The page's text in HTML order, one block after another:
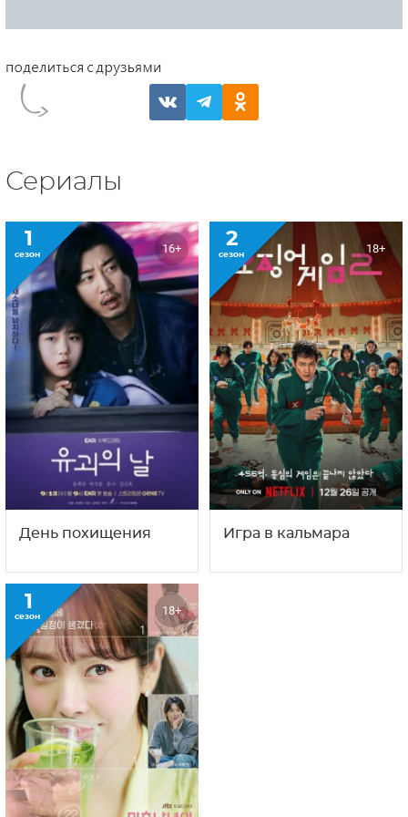
Сериалы
1
сезон 16+
День похищения
2
сезон 18+
Игра в кальмара
1
сезон 18+